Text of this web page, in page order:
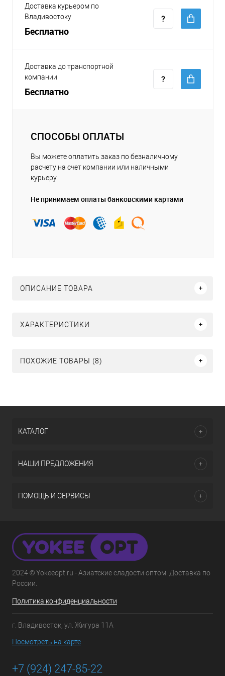
Доставка курьером по
Владивостоку
Бесплатно
Доставка до транспортной
компании
Бесплатно
СПОСОБЫ ОПЛАТЫ
Вы можете оплатить заказ по безналичному
расчету на счет компании или наличными
курьеру.
Не принимаем оплаты банковскими картами
ОПИСАНИЕ ТОВАРА
ХАРАКТЕРИСТИКИ
ПОХОЖИЕ ТОВАРЫ (8)
КАТАЛОГ
НАШИ ПРЕДЛОЖЕНИЯ
ПОМОЩЬ И СЕРВИСЫ
2024 © Yokeeopt.ru - Азиатские сладости оптом. Доставка по
России.
Политика конфиденциальности
г. Владивосток, ул. Жигура 11А
Посмотреть на карте
+7 (924) 247-85-22